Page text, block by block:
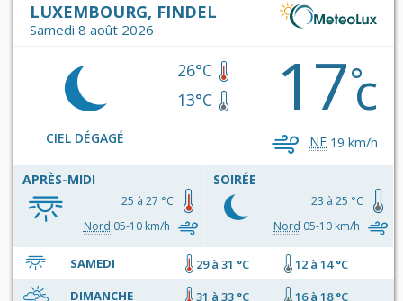
LUXEMBOURG, FINDEL
Samedi 8 août 2026
CIEL DÉGAGÉ
26°C
13°C
17°c
NE 19 km/h
APRÈS-MIDI
25 à 27 °C
Nord 05-10 km/h
SOIRÉE
23 à 25 °C
Nord 05-10 km/h
SAMEDI 29 à 31 °C
12 à 14 °C
DIMANCHE
31 à 33 °C
16 à 18 °C